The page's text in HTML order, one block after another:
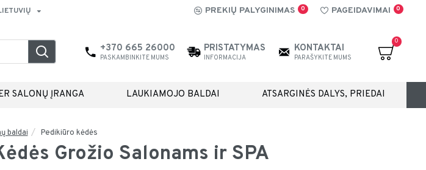
PREKIŲ PALYGINIMAS 0 PAGEIDAVIMAI 0
+370 665 26000
PASKAMBINKITE MUMS
PRISTATYMAS
INFORMACIJA
KONTAKTAI
PARAŠYKITE MUMS
0
SALONŲ ĮRANGA LAUKIAMOJO BALDAI ATSARGINĖS DALYS, PRIEDAI
baldai Pedikiūro kėdės
Grožio Salonams ir SPA